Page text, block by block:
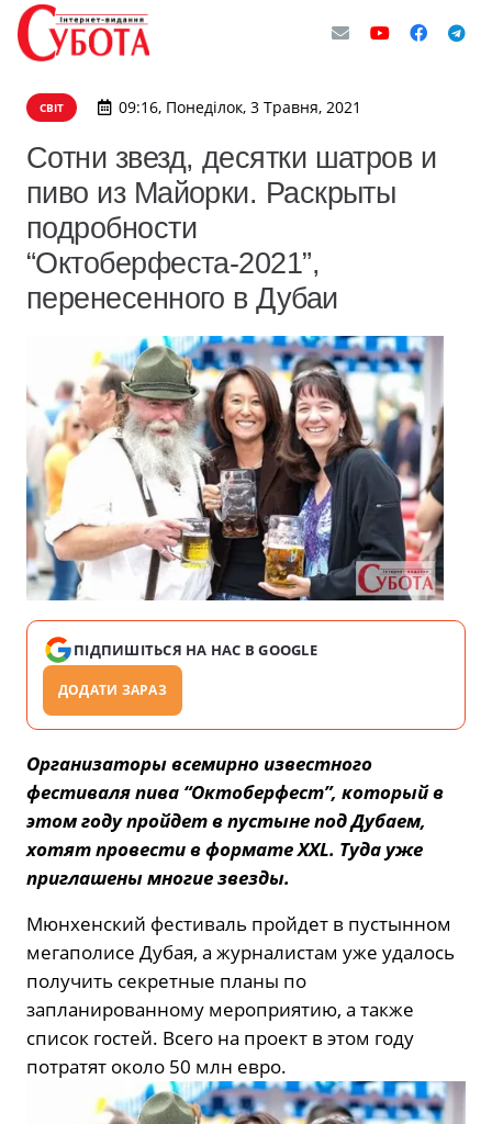
СВІТ 09:16, Понеділок, 3 Травня, 2021
Сотни звезд, десятки шатров и
пиво из Майорки. Раскрыты
подробности
“Октоберфеста-2021”,
перенесенного в Дубаи
ПІДПИШІТЬСЯ НА НАС В GOOGLE
ДОДАТИ ЗАРАЗ
Организаторы всемирно известного
фестиваля пива “Октоберфест”, который в
этом году пройдет в пустыне под Дубаем,
хотят провести в формате XXL. Туда уже
приглашены многие звезды.
Мюнхенский фестиваль пройдет в пустынном
мегаполисе Дубая, а журналистам уже удалось
получить секретные планы по
запланированному мероприятию, а также
список гостей. Всего на проект в этом году
потратят около 50 млн евро.